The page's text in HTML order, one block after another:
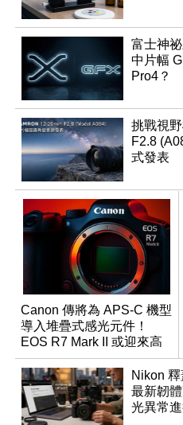
富士神
中片幅
Pro4？
挑戰視
F2.8
式發表
Canon 傳將為 APS-C 機型
導入堆疊式感光元件！
EOS R7 Mark II 或迎來高
速讀出升級
Nikon
最新韌
光異常